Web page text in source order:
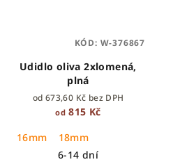
Udidlo oliva 2xlomená,
plná
od 673,60 Kč bez DPH
od 815 Kč
16mm
18mm
6-14 dní
KÓD: W-376867